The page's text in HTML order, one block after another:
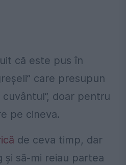
că este pus în
care presupun
doar pentru
pe cineva.
de ceva timp, dar
și să-mi reiau partea